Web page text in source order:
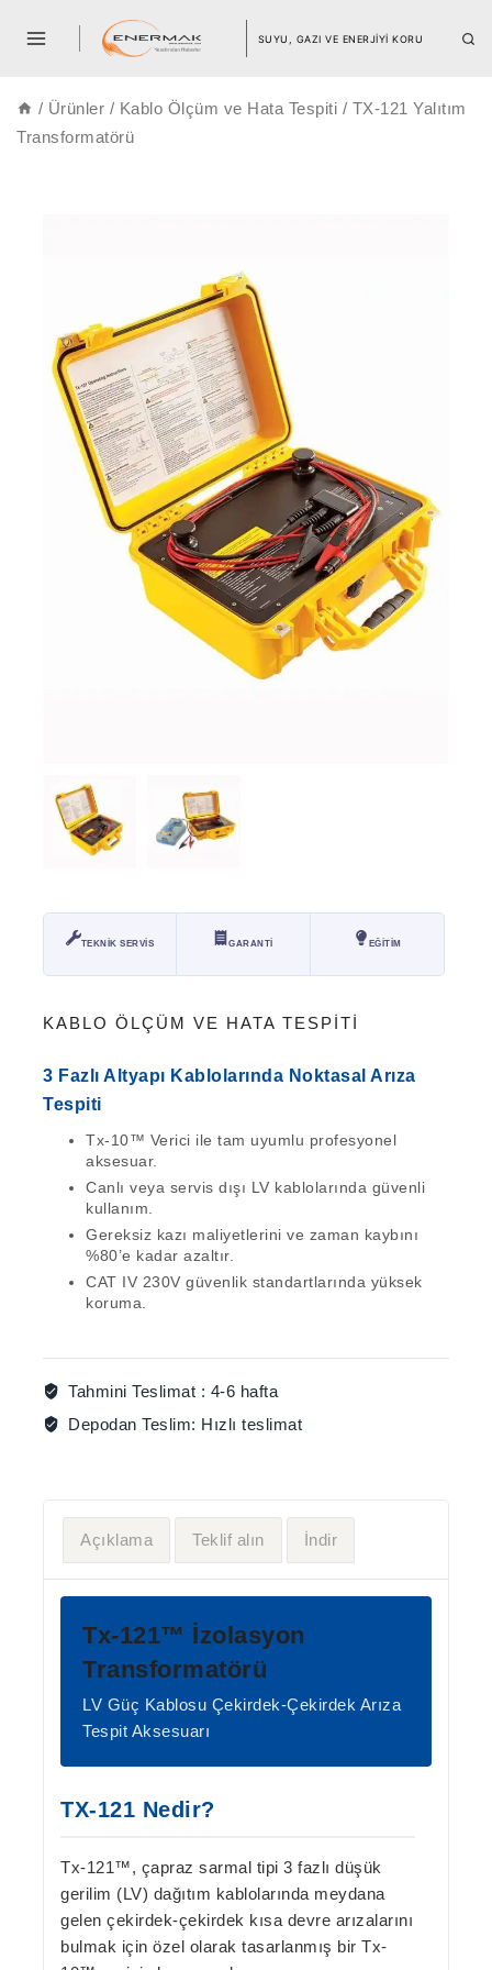
SUYU, GAZI VE ENERJİYİ KORU
/ Ürünler / Kablo Ölçüm ve Hata Tespiti / TX-121 Yalıtım
Transformatörü
TEKNİK SERVİS GARANTİ EĞİTİM
KABLO ÖLÇÜM VE HATA TESPITI
3 Fazlı Altyapı Kablolarında Noktasal Arıza
Tespiti
Tx-10™ Verici ile tam uyumlu profesyonel
aksesuar.
Canlı veya servis dışı LV kablolarında güvenli
kullanım.
Gereksiz kazı maliyetlerini ve zaman kaybını
%80’e kadar azaltır.
CAT IV 230V güvenlik standartlarında yüksek
koruma.
Tahmini Teslimat : 4-6 hafta
Depodan Teslim: Hızlı teslimat
Açıklama Teklif alın İndir
Tx-121™ İzolasyon
Transformatörü
LV Güç Kablosu Çekirdek-Çekirdek Arıza
Tespit Aksesuarı
TX-121 Nedir?
Tx-121™, çapraz sarmal tipi 3 fazlı düşük
gerilim (LV) dağıtım kablolarında meydana
gelen çekirdek-çekirdek kısa devre arızalarını
bulmak için özel olarak tasarlanmış bir Tx-